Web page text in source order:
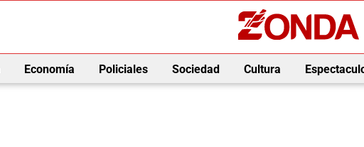
Economía Policiales Sociedad Cultura